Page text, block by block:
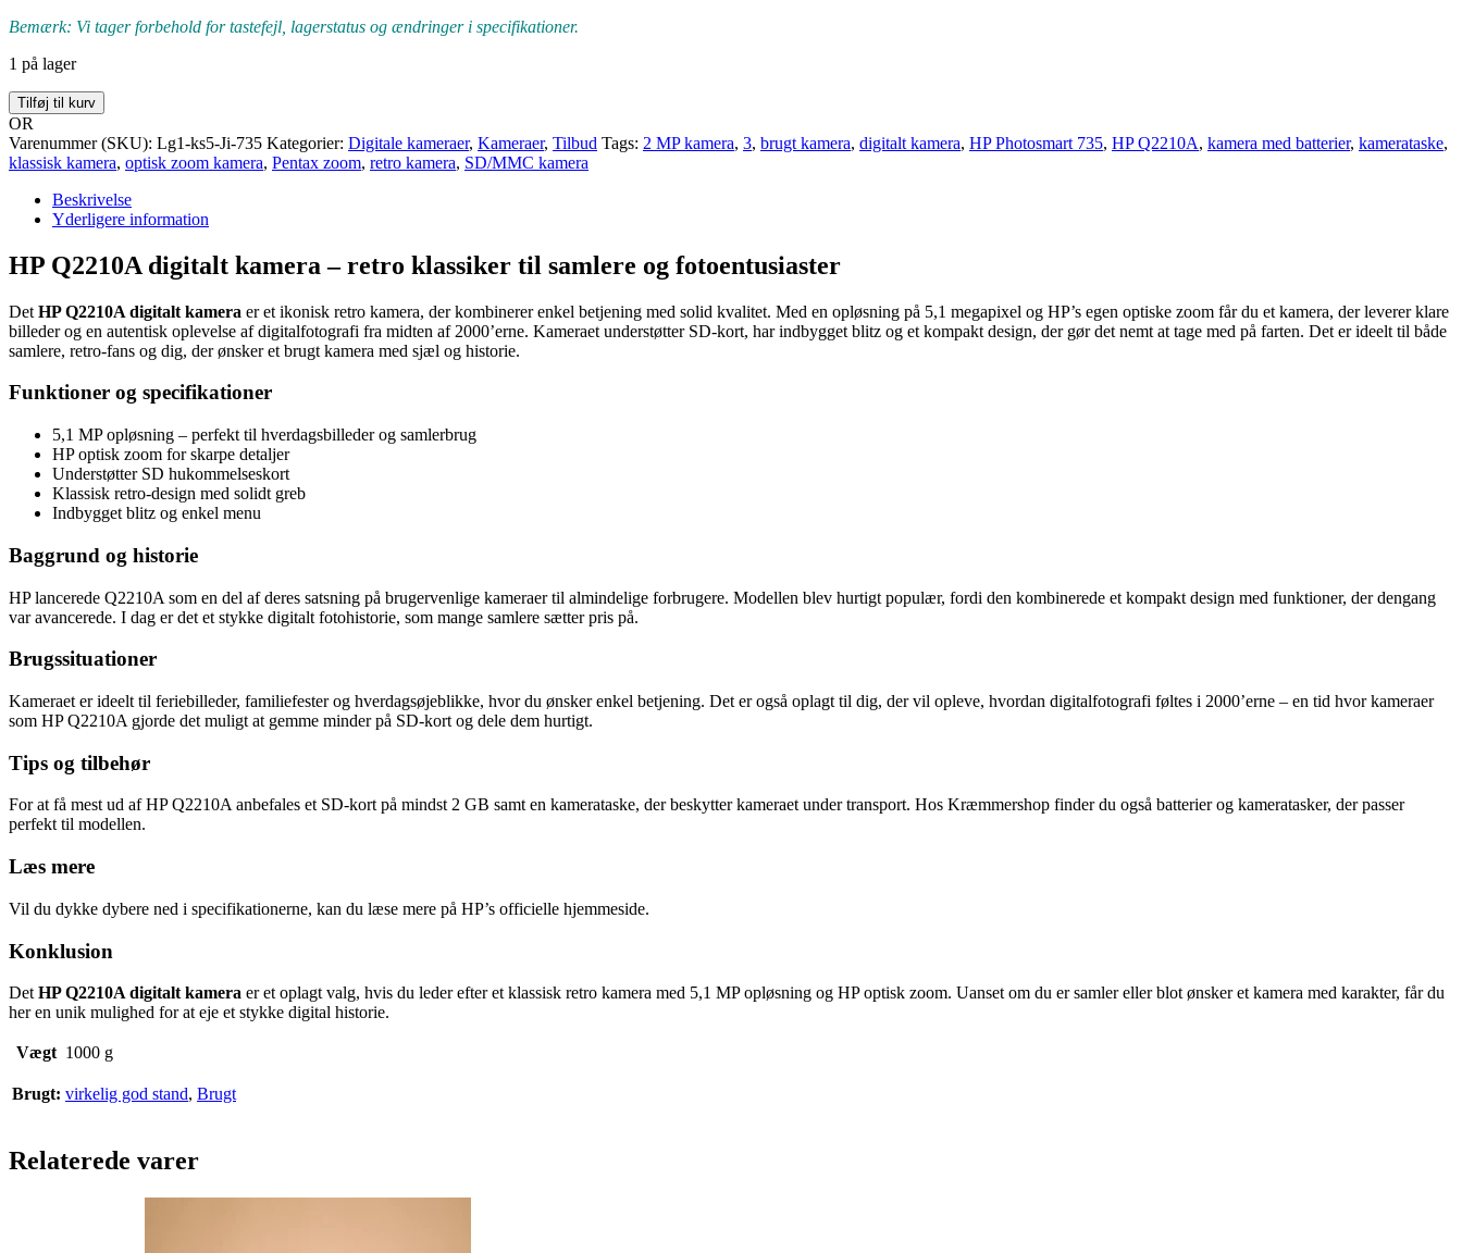
Bemærk: Vi tager forbehold for tastefejl, lagerstatus og ændringer i specifikationer.
1 på lager
HP
Photosmart
735
(Q2210A)
kamera
antal
Tilføj til kurv
OR
Varenummer (SKU): Lg1-ks5-Ji-735 Kategorier: Digitale kameraer, Kameraer, Tilbud Tags: 2 MP kamera, 3, brugt kamera, digitalt kamera, HP Photosmart 735, HP Q2210A, kamera med batterier, kamerataske,
klassisk kamera, optisk zoom kamera, Pentax zoom, retro kamera, SD/MMC kamera
Beskrivelse
Yderligere information
HP Q2210A digitalt kamera – retro klassiker til samlere og fotoentusiaster
Det HP Q2210A digitalt kamera er et ikonisk retro kamera, der kombinerer enkel betjening med solid kvalitet. Med en opløsning på 5,1 megapixel og HP’s egen optiske zoom får du et kamera, der leverer klare
billeder og en autentisk oplevelse af digitalfotografi fra midten af 2000’erne. Kameraet understøtter SD‑kort, har indbygget blitz og et kompakt design, der gør det nemt at tage med på farten. Det er ideelt til både
samlere, retro‑fans og dig, der ønsker et brugt kamera med sjæl og historie.
Funktioner og specifikationer
5,1 MP opløsning – perfekt til hverdagsbilleder og samlerbrug
HP optisk zoom for skarpe detaljer
Understøtter SD hukommelseskort
Klassisk retro‑design med solidt greb
Indbygget blitz og enkel menu
Baggrund og historie
HP lancerede Q2210A som en del af deres satsning på brugervenlige kameraer til almindelige forbrugere. Modellen blev hurtigt populær, fordi den kombinerede et kompakt design med funktioner, der dengang
var avancerede. I dag er det et stykke digitalt fotohistorie, som mange samlere sætter pris på.
Brugssituationer
Kameraet er ideelt til feriebilleder, familiefester og hverdagsøjeblikke, hvor du ønsker enkel betjening. Det er også oplagt til dig, der vil opleve, hvordan digitalfotografi føltes i 2000’erne – en tid hvor kameraer
som HP Q2210A gjorde det muligt at gemme minder på SD‑kort og dele dem hurtigt.
Tips og tilbehør
For at få mest ud af HP Q2210A anbefales et SD‑kort på mindst 2 GB samt en kamerataske, der beskytter kameraet under transport. Hos Kræmmershop finder du også batterierog kameratasker, der passer
perfekt til modellen.
Læs mere
Vil du dykke dybere ned i specifikationerne, kan du læse mere på HP’s officielle hjemmeside.
Konklusion
Det HP Q2210A digitalt kamera er et oplagt valg, hvis du leder efter et klassisk retro kamera med 5,1 MP opløsning og HP optisk zoom. Uanset om du er samler eller blot ønsker et kamera med karakter, får du
her en unik mulighed for at eje et stykke digital historie.
Vægt 1000 g
Brugt: virkelig god stand, Brugt
Relaterede varer